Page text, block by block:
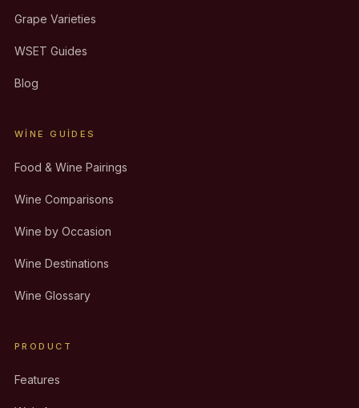
Grape Varieties
WSET Guides
Blog
WINE GUIDES
Food & Wine Pairings
Wine Comparisons
Wine by Occasion
Wine Destinations
Wine Glossary
PRODUCT
Features